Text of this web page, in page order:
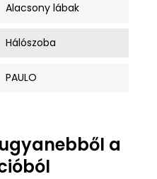
Alacsony lábak
Hálószoba
PAULO
a